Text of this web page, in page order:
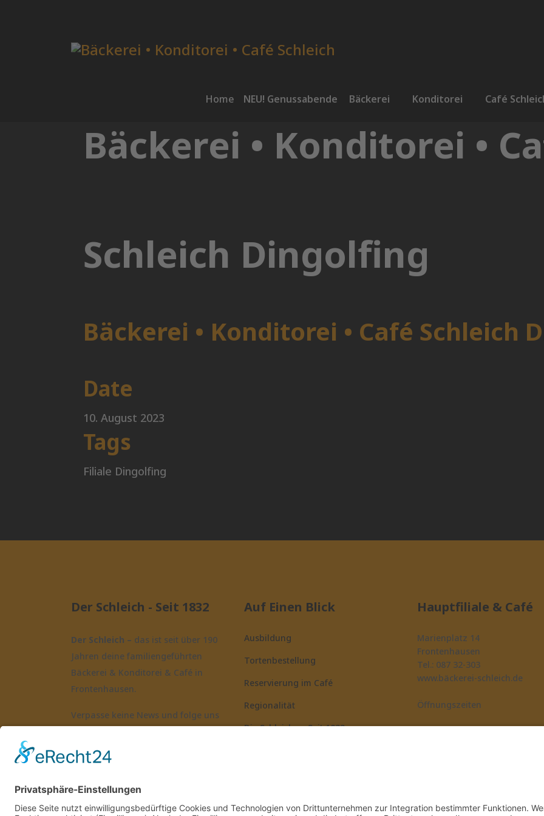
Home NEU! Genussabende Bäckerei Konditorei Café
Bäckerei • Konditorei •
Schleich Dingolfing
Bäckerei • Konditorei • Café Schleich
Date
10. August 2023
Tags
Filiale Dingolfing
Der Schleich - Seit 1832
Der Schleich – das ist seit über 190
Jahren deine familiengeführten
Bäckerei & Konditorei & Café in
Frontenhausen.
Verpasse keine News und folge uns
@bäckerei_schleich
Auf Einen Blick
Ausbildung
Tortenbestellung
Reservierung im Café
Regionalität
Die Schleichs – Seit 1832
Hauptfiliale & Café
Marienplatz 14
Frontenhausen
Tel.: 087 32-303
www.bäckerei-schleich.de
Öffnungszeiten